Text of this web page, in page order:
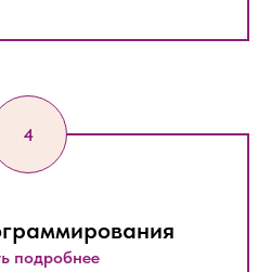
подробнее